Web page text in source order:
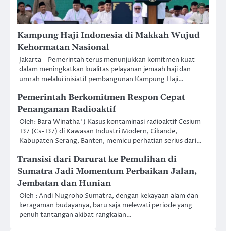
Kampung Haji Indonesia di Makkah Wujud
Kehormatan Nasional
Jakarta – Pemerintah terus menunjukkan komitmen kuat
dalam meningkatkan kualitas pelayanan jemaah haji dan
umrah melalui inisiatif pembangunan Kampung Haji…
Pemerintah Berkomitmen Respon Cepat
Penanganan Radioaktif
Oleh: Bara Winatha*) Kasus kontaminasi radioaktif Cesium-
137 (Cs-137) di Kawasan Industri Modern, Cikande,
Kabupaten Serang, Banten, memicu perhatian serius dari…
Transisi dari Darurat ke Pemulihan di
Sumatra Jadi Momentum Perbaikan Jalan,
Jembatan dan Hunian
Oleh : Andi Nugroho Sumatra, dengan kekayaan alam dan
keragaman budayanya, baru saja melewati periode yang
penuh tantangan akibat rangkaian…